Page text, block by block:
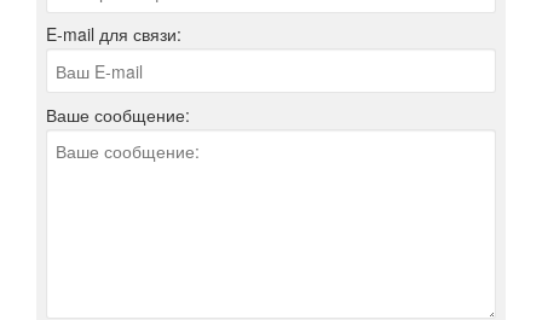
E-mail для связи:
Ваше сообщение: